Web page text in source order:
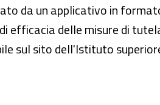
da un applicativo in
efficacia delle misure di
sul sito dell'Istituto